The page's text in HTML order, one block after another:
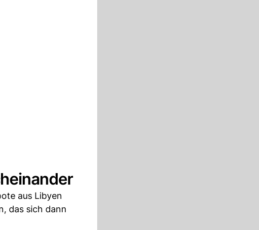
aus Libyen
das sich dann